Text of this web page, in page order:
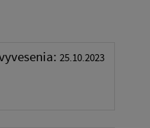
25.10.2023